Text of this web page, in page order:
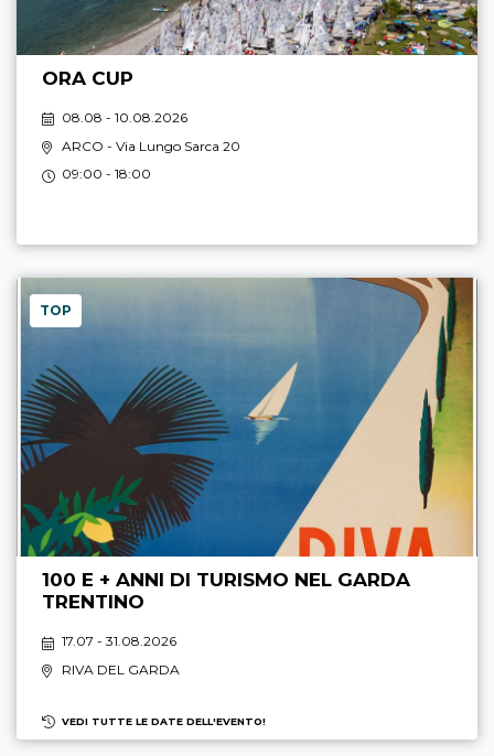
ORA CUP
08.08 - 10.08.2026
ARCO - Via Lungo Sarca 20
09:00 - 18:00
TOP
100 E + ANNI DI TURISMO NEL GARDA
TRENTINO
17.07 - 31.08.2026
RIVA DEL GARDA
VEDI TUTTE LE DATE DELL'EVENTO!